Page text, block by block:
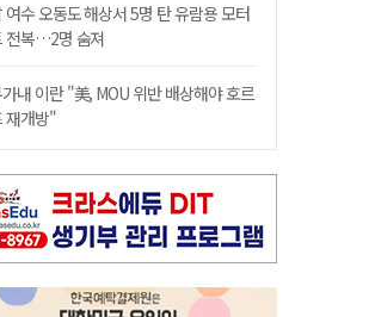
여수 오동도 해상서 5명 탄 유람용 모터
전복…2명 숨져
내 이란 "美, MOU 위반 배상해야 호르
재개방"